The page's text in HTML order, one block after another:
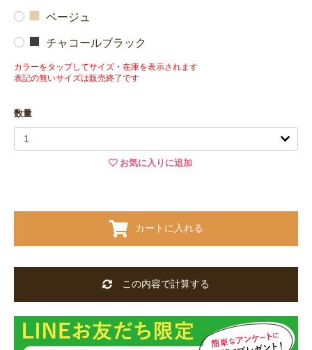
ベージュ
チャコールブラック
カラーをタップしてサイズ・在庫を表示されます
表記の無いサイズは販売終了です
数量
お気に入りに追加
カートに入れる
この内容で計算する